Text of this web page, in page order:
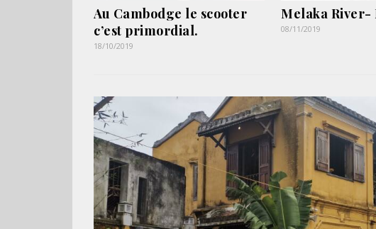
Au Cambodge le scooter
c’est primordial.
18/10/2019
Melaka River-
08/11/2019